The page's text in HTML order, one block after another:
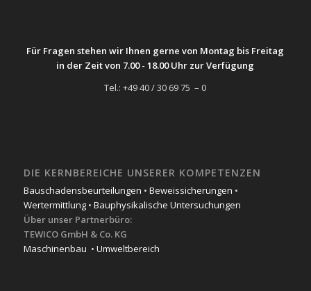
Für Fragen stehen wir Ihnen gerne von Montag bis Freitag
in der Zeit von 7.00 - 18.00 Uhr zur Verfügung
Tel.: +49 40 / 30 69 75 – 0
DIE KERNBEREICHE UNSERER KOMPETENZEN
Bauschadensbeurteilungen • Beweissicherungen •
Wertermittlung• Bauphysikalische Untersuchungen
Über unser Partnerbüro:
TEWICO GmbH & Co. KG
Maschinenbau • Umweltbereich